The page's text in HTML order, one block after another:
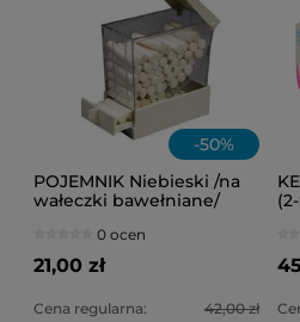
-50%
POJEMNIK Niebieski /na
wałeczki bawełniane/
0 ocen
21,00 zł
Cena regularna: 42,00 zł